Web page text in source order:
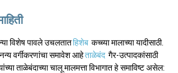
विशेष पावले उचलतातहिशेब कच्च्या मालाच्या यादीसाठी.
वर्गीकरणांचा समावेश आहेताळेबंद गैर-उत्पादकांसाठी
ताळेबंदाच्या चालू मालमत्ता विभागात हे समाविष्ट असेल: